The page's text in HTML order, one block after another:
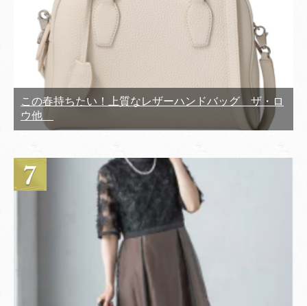
この春持ちたい！上質なレザーハンドバッグ ザ・ロ
ウ他